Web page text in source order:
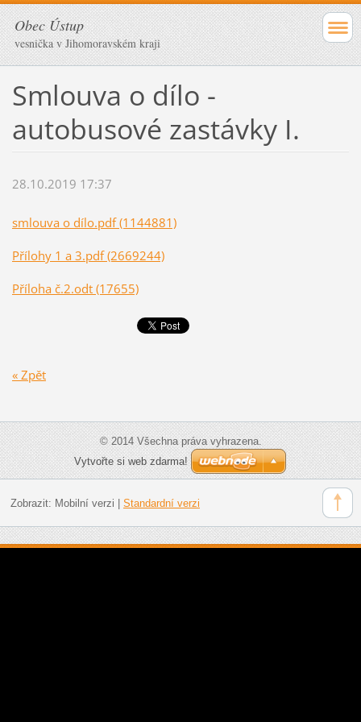
Obec Ústup
vesnička v Jihomoravském kraji
Smlouva o dílo -
autobusové zastávky I.
28.10.2019 17:37
smlouva o dílo.pdf (1144881)
Přílohy 1 a 3.pdf (2669244)
Příloha č.2.odt (17655)
« Zpět
© 2014 Všechna práva vyhrazena.
Vytvořte si web zdarma!
Zobrazit: Mobilní verzi Standardní verzi